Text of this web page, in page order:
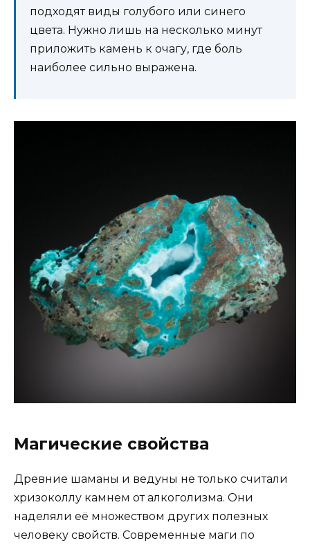
подходят виды голубого или синего
цвета. Нужно лишь на несколько минут
приложить камень к очагу, где боль
наиболее сильно выражена.
Магические свойства
Древние шаманы и ведуны не только считали
хризоколлу камнем от алкоголизма. Они
наделяли её множеством других полезных
человеку свойств. Современные маги по